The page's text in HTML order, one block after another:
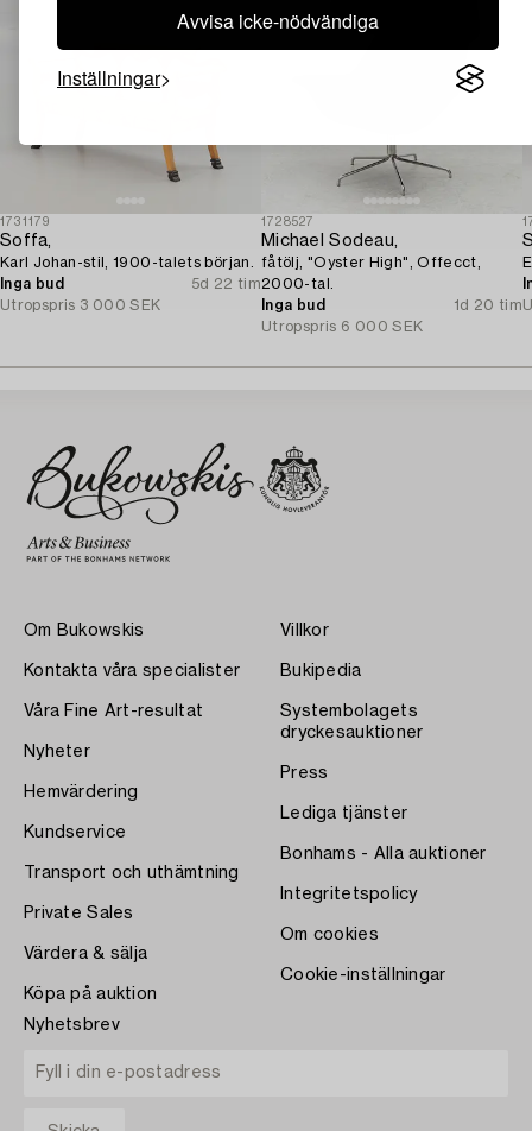
Avvisa icke-nödvändiga
Inställningar
1731179
Soffa,
Karl Johan-stil, 1900-talets början.
Inga bud
5d 22 tim
Utropspris 3 000 SEK
1728527
Michael Sodeau,
fåtölj, "Oyster High", Offecct,
2000-tal.
Inga bud
1d 20 tim
Utropspris 6 000 SEK
Om Bukowskis
Kontakta våra specialister
Våra Fine Art-resultat
Nyheter
Hemvärdering
Kundservice
Transport och uthämtning
Private Sales
Värdera & sälja
Köpa på auktion
Villkor
Bukipedia
Systembolagets
dryckesauktioner
Press
Lediga tjänster
Bonhams - Alla auktioner
Integritetspolicy
Om cookies
Cookie-inställningar
Nyhetsbrev